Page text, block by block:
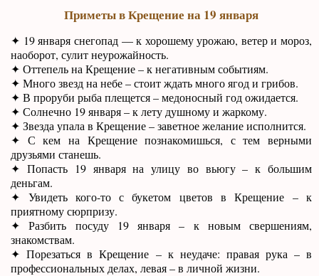
Приметы в Крещение на 19 января
✦ 19 января снегопад — к хорошему урожаю, ветер и мороз,
наоборот, сулит неурожайность.
✦ Оттепель на Крещение – к негативным событиям.
✦ Много звезд на небе – стоит ждать много ягод и грибов.
✦ В проруби рыба плещется – медоносный год ожидается.
✦ Солнечно 19 января – к лету душному и жаркому.
✦ Звезда упала в Крещение – заветное желание исполнится.
✦ С кем на Крещение познакомишься, с тем верными
друзьями станешь.
✦ Попасть 19 января на улицу во вьюгу – к большим
деньгам.
✦ Увидеть кого-то с букетом цветов в Крещение – к
приятному сюрпризу.
✦ Разбить посуду 19 января – к новым свершениям,
знакомствам.
✦ Порезаться в Крещение – к неудаче: правая рука – в
профессиональных делах, левая – в личной жизни.